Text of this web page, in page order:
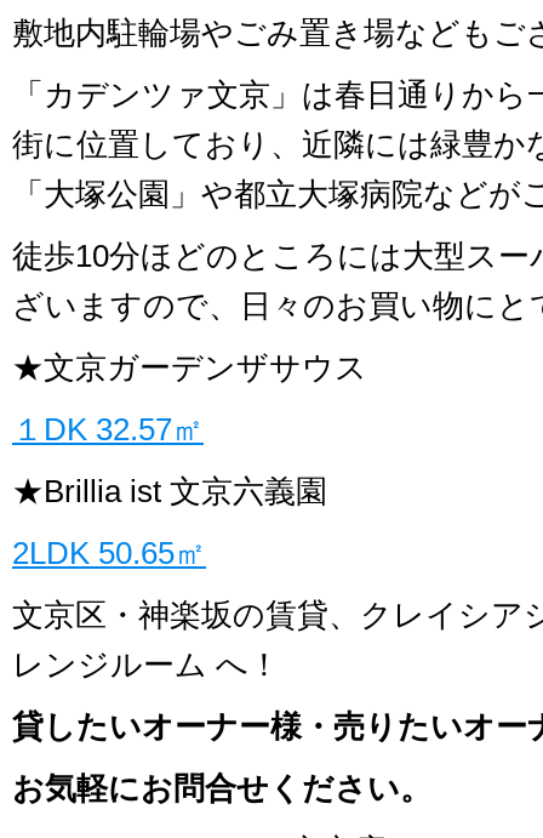
敷地内駐輪場やごみ置き場などもご
「カデンツァ文京」は春日通りか
街に位置しており、近隣には緑豊か
「大塚公園」や都立大塚病院などが
徒歩10分ほどのところには大型ス
ざいますので、日々のお買い物にと
★文京ガーデンザサウス
１DK 32.57㎡
★Brillia ist 文京六義園
2LDK 50.65㎡
文京区・神楽坂の賃貸、クレイシア
レンジルーム へ！
貸したいオーナー様・売りたいオー
お気軽にお問合せください。